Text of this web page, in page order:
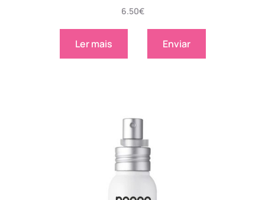
6.50€
Ler mais Enviar